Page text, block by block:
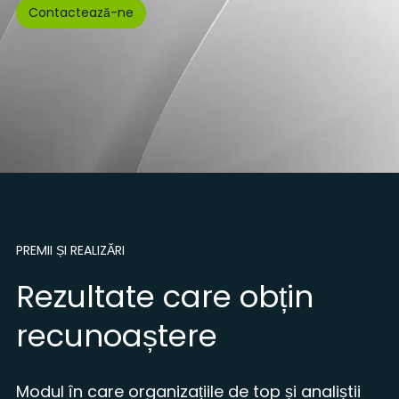
Stimularea inovației în sectorul
utilajelor industriale prin
telematică avansată
Optimizarea flotei și
digitalizarea serviciilor pentru
Contactează-ne
PREMII ȘI REALIZĂRI
Rezultate care obțin
recunoaștere
Modul în care organizațiile de top și analiștii